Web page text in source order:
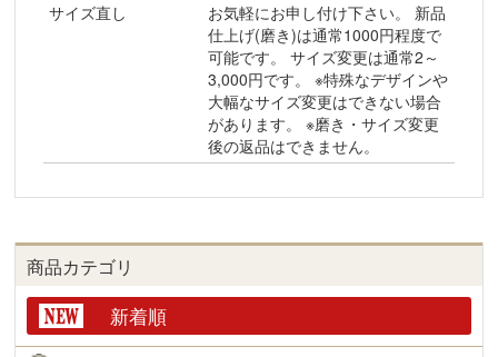
サイズ直し
お気軽にお申し付け下さい。 新品
仕上げ(磨き)は通常1000円程度で
可能です。 サイズ変更は通常2～
3,000円です。 ※特殊なデザインや
大幅なサイズ変更はできない場合
があります。 ※磨き・サイズ変更
後の返品はできません。
商品カテゴリ
新着順